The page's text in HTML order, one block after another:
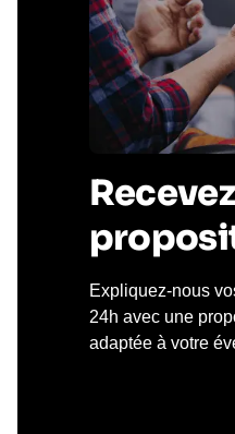
Expliquez-nous
24h avec une
adaptée à votre